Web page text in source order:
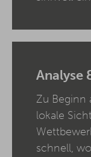
Analyse
Zu Beginn
lokale
schnell,